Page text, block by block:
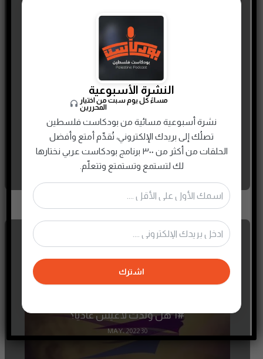
عباس العقاد
30 MAY، 2022
1# هل ولدت لأعيش عاديا؟
30 MAY، 2022
النشرة الأسبوعية
مساءً كل يوم سبت من اختيار
المحررين
نشرة أسبوعية مسائية من بودكاست فلسطين
تصلُك إلى بريدك الإلكتروني، تُقدِّم أمتع وأفضل
الحلقات من أكثر من ٣٠٠ برنامج بودكاست عربي نختارها
لك لتستمع وتستمتع وتتعلّم.
اشترك